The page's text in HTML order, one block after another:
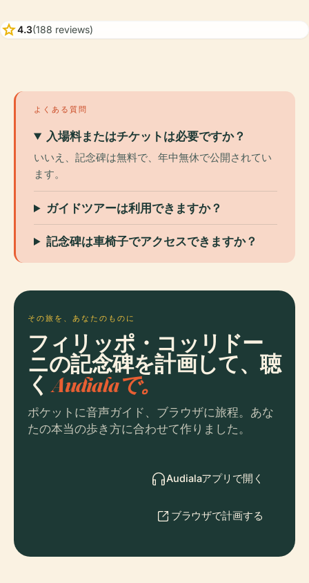
star4.3(188 reviews)
よくある質問
入場料またはチケットは必要ですか？
いいえ、記念碑は無料で、年中無休で公開されてい
ます。
ガイドツアーは利用できますか？
記念碑は車椅子でアクセスできますか？
その旅を、あなたのものに
フィリッポ・コッリドー
ニの記念碑を計画して、聴
くAudialaで。
ポケットに音声ガイド、ブラウザに旅程。あな
たの本当の歩き方に合わせて作りました。
Audialaアプリで開く
ブラウザで計画する